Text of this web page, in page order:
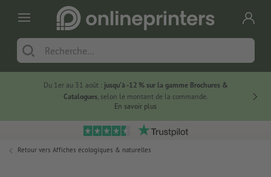
Du 1er au 31 août : jusqu’à -12 % sur la gamme Brochures &
Catalogues, selon le montant de la commande.
En savoir plus
Retour vers Affiches écologiques & naturelles